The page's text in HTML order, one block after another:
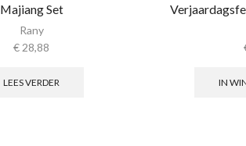
Majiang Set
Rany
€ 28,88
LEES VERDER IN